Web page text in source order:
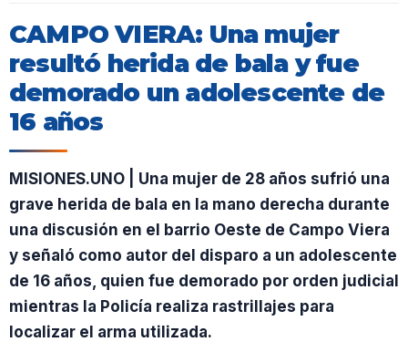
CAMPO VIERA: Una mujer
resultó herida de bala y fue
demorado un adolescente de
16 años
MISIONES.UNO | Una mujer de 28 años sufrió una
grave herida de bala en la mano derecha durante
una discusión en el barrio Oeste de Campo Viera
y señaló como autor del disparo a un adolescente
de 16 años, quien fue demorado por orden judicial
mientras la Policía realiza rastrillajes para
localizar el arma utilizada.